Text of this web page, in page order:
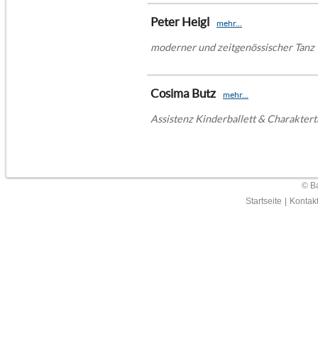
Peter Heigl mehr...
moderner und zeitgenössischer Tanz
Cosima Butz mehr...
Assistenz Kinderballett &
©
Startseite
Kontakt